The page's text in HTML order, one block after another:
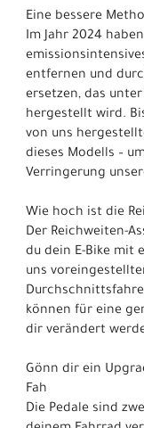
Eine bessere
Im Jahr 2024
entfernen und
ersetzen, das
hergestellt wird.
von uns
dieses Modells –
Verringerung
Wie hoch ist die
Der Reichweiten-
du dein E-Bike mit
uns
können für eine
dir verändert
Gönn dir ein
Fah
Die Pedale sind